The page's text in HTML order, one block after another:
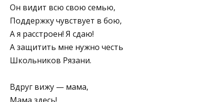
Он видит всю свою семью,
Поддержку чувствует в бою,
А я расстроен! Я сдаю!
А защитить мне нужно честь
Школьников Рязани.
Вдруг вижу — мама,